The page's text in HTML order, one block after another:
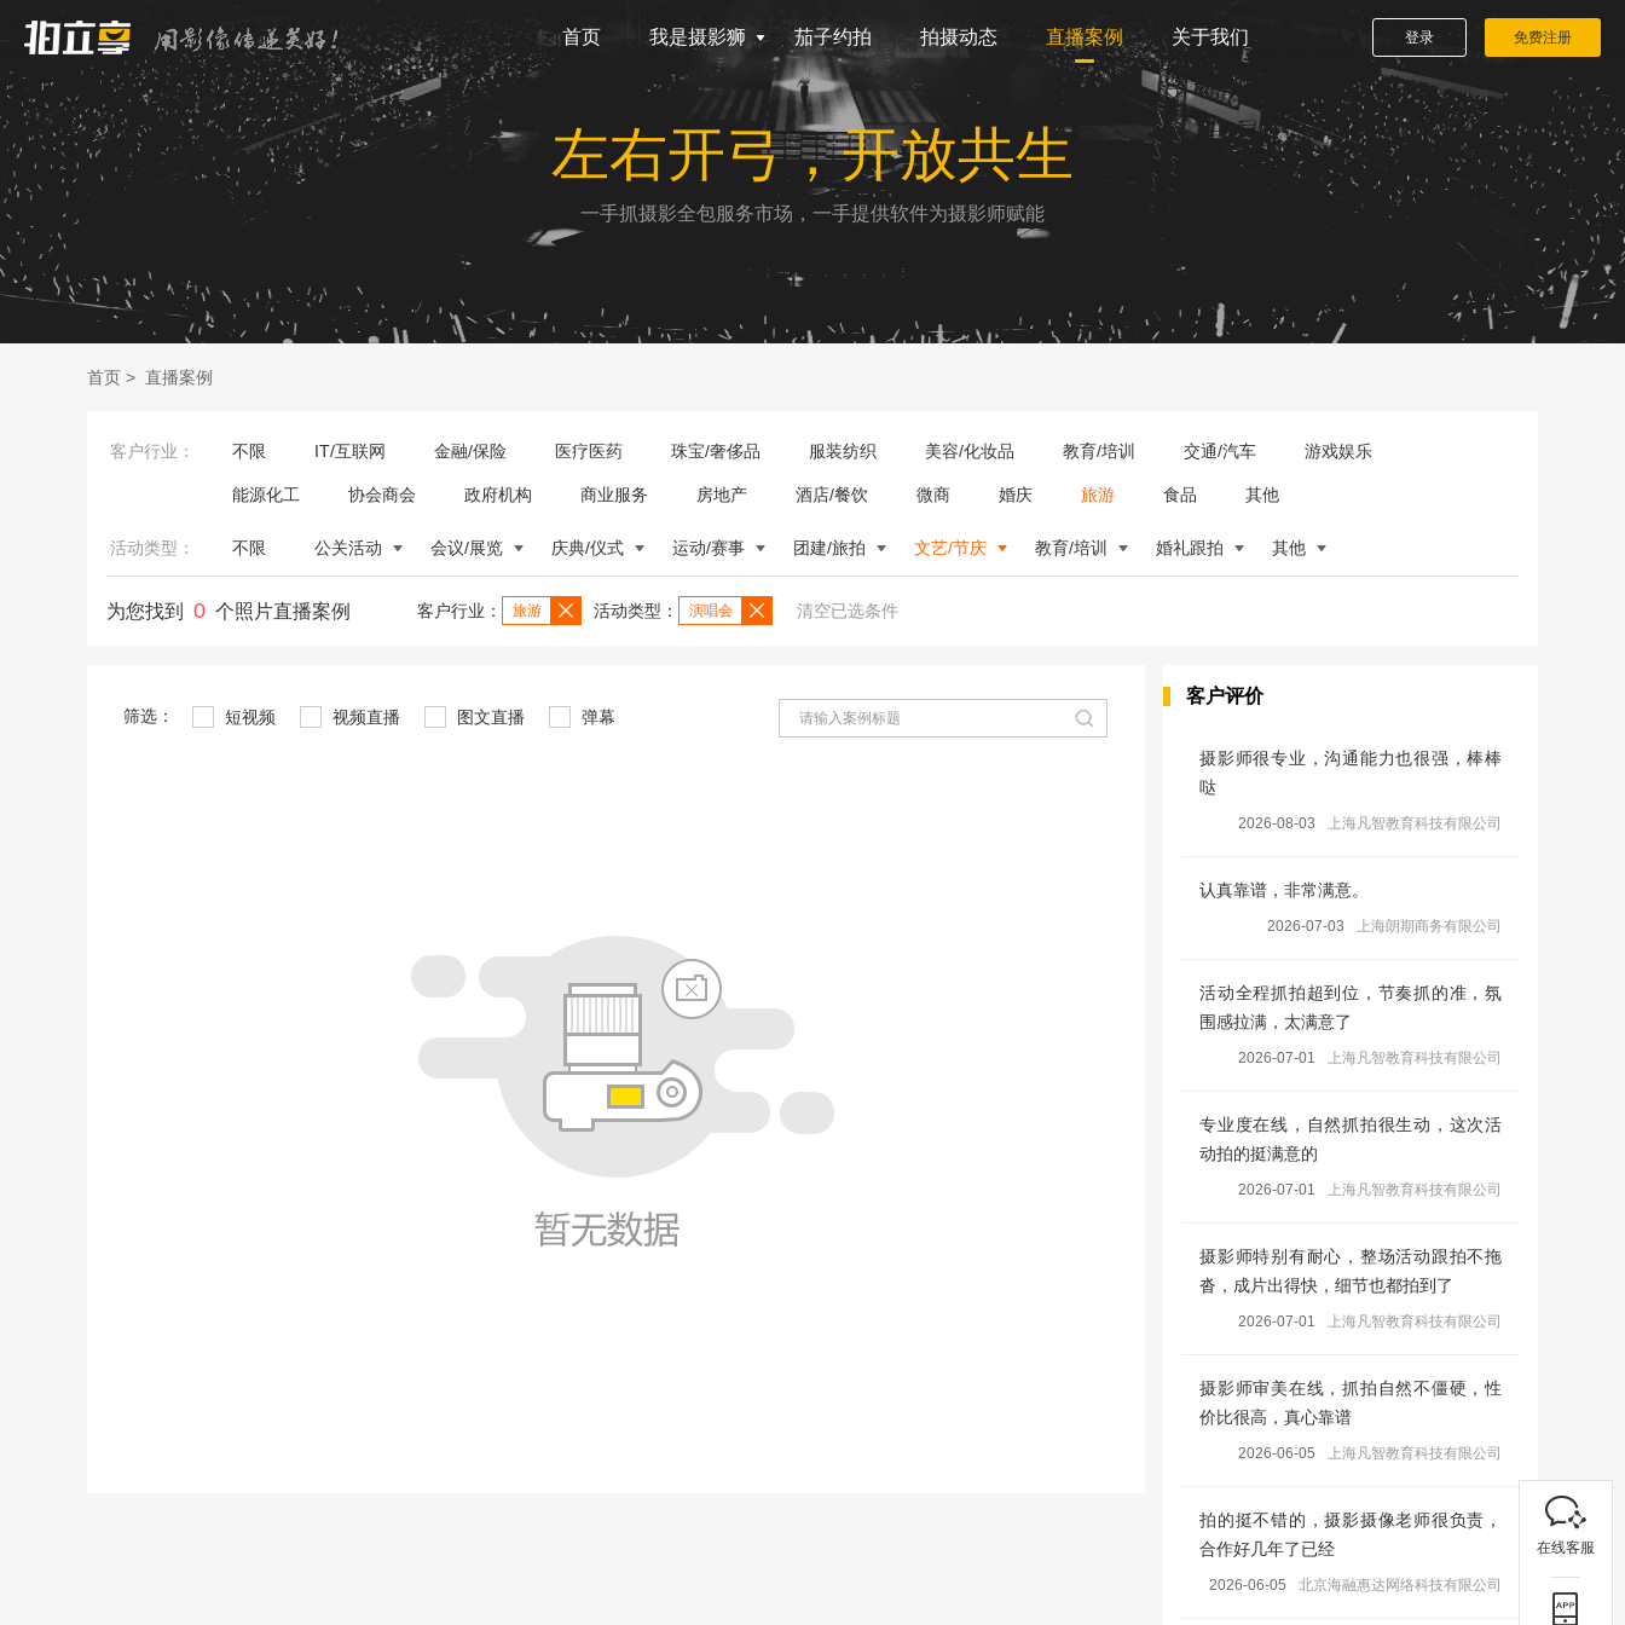
首页 我是摄影狮 茄子约拍 拍摄动态 直播案例 关于我们 登录 免费注册
左右开弓，开放共生
一手抓摄影全包服务市场，一手提供软件为摄影师赋能
首页 > 直播案例
客户行业： 不限 IT/互联网 金融/保险 医疗医药 珠宝/奢侈品 服装纺织 美容/化妆品 教育/培训 交通/汽车 游戏娱乐
能源化工 协会商会 政府机构 商业服务 房地产 酒店/餐饮 微商 婚庆 旅游 食品 其他
活动类型： 不限 公关活动 会议/展览 庆典/仪式 运动/赛事 团建/旅拍 文艺/节庆 教育/培训 婚礼跟拍 其他
为您找到 0 个照片直播案例 客户行业： 旅游 活动类型： 演唱会 清空已选条件
筛选： 短视频 视频直播 图文直播 弹幕
客户评价
摄影师很专业，沟通能力也很强，棒棒
哒
2026-08-03 上海凡智教育科技有限公司
认真靠谱，非常满意。
2026-07-03 上海朗期商务有限公司
活动全程抓拍超到位，节奏抓的准，氛
围感拉满，太满意了
2026-07-01 上海凡智教育科技有限公司
专业度在线，自然抓拍很生动，这次活
动拍的挺满意的
2026-07-01 上海凡智教育科技有限公司
摄影师特别有耐心，整场活动跟拍不拖
沓，成片出得快，细节也都拍到了
2026-07-01 上海凡智教育科技有限公司
摄影师审美在线，抓拍自然不僵硬，性
价比很高，真心靠谱
2026-06-05 上海凡智教育科技有限公司
拍的挺不错的，摄影摄像老师很负责，
合作好几年了已经
2026-06-05 北京海融惠达网络科技有限公司
在线客服